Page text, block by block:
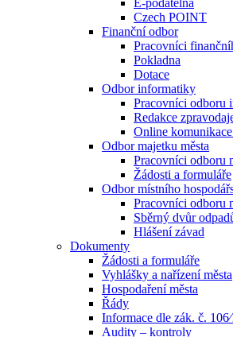
E-podatelna
Czech POINT
Finanční odbor
Pracovníci
Pokladna
Dotace
Odbor informatiky
Pracovníci odboru
Redakce
Online
Odbor majetku města
Pracovníci odboru
Žádosti a formuláře
Odbor místního
Pracovníci odboru
Sběrný dvůr
Hlášení závad
Dokumenty
Žádosti a formuláře
Vyhlášky a nařízení města
Hospodaření města
Řády
Informace dle zák. č.
Audity – kontroly